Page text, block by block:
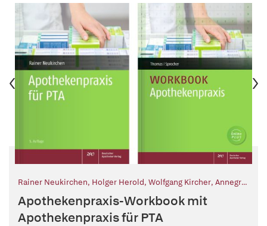
Rainer Neukirchen, Holger Herold, Wolfgang Kircher, Annegret
Zieglmeier,Annette Thomas,Nadine Yvonne Sprecher
Apothekenpraxis-Workbook mit
Apothekenpraxis für PTA